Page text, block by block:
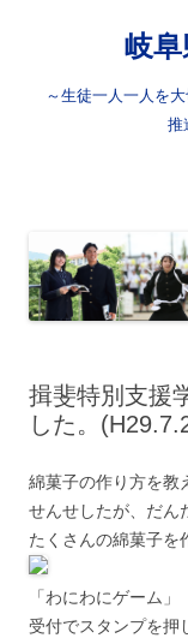
岐
～生徒一人一人を大
推
揖斐特別支援
した。
綿菓子の作り方を教
せんせしたが、だん
たくさんの綿菓子を
「わにわにゲーム」
受付でスタンプを押